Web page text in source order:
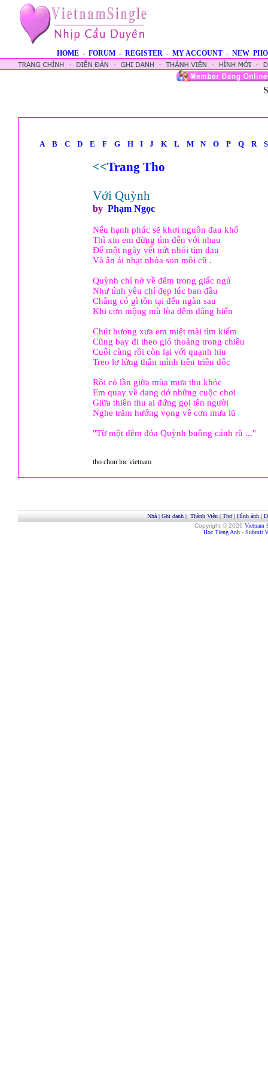
HOME - FORUM - REGISTER - MY ACCOUNT - NEW
A B C D E F G H I J K L M N O P Q R S
<<Trang Tho
Với Quỳnh
by Phạm Ngọc
Nếu hạnh phúc sẽ khơi nguồn đau khổ
Thì xin em đừng tìm đến với nhau
Để một ngày vết nứt nhói tim đau
Và ân ái nhạt nhòa son môi cũ .
Quỳnh chỉ nở về đêm trong giấc ngủ
Như tình yêu chỉ đẹp lúc ban đầu
Chẳng có gì tồn tại đến ngàn sau
Khi cơn mộng mù lòa đêm dâng hiến
Chút hương xưa em miệt mài tìm kiếm
Cũng bay đi theo gió thoảng trong chiều
Cuối cùng rồi còn lại với quạnh hiu
Treo lơ lửng thân mình trên triền dốc
Rồi có lần giữa mùa mưa thu khóc
Em quay về dang dở những cuộc chơi
Giữa thiên thu ai đứng gọi tên người
Nghe trăm hướng vọng về cơn mưa lũ
"Từ một đêm đóa Quỳnh buông cánh rũ ..."
tho chon loc vietnam
Nhà| Ghi danh| Thành Viên| Thơ| Hình ảnh|
Copyright © 2026 Vietnam
Hoc Tieng Anh - Submit